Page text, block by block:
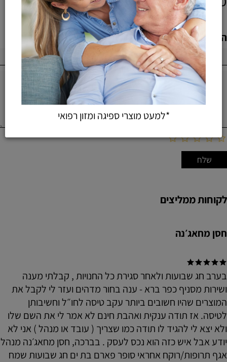
הוספת חוות דעת
לקוחות ממליצים
חסן מחאג׳נה
בערב חג שבועות ולאחר סגירת כל החנויות , קבלתי מענה
ושירות מסניף כפר ברא - ענה בחור מדהים ועזר לי לקבל את
המוצרים שהיו חשובים ביותר עקב טיסה לחו״ל וחשיבותן
לטיסה. אז תודה ענקית ואהבת חינם לא אמר לי את השם שלו
ולא יצא לי להגיד לו תודה כמו שצריך ( עובד או מנהל ) אני לא
יודע אבל איש כזה הוא נכס לעסק . בברכה, חסן מחאג׳נה מנהל
אגף תרופות/רוקח אחראי סופר פארם בת ים חג שבועות שמח
*למעט מוצרי ספיגה ומזון רפואי